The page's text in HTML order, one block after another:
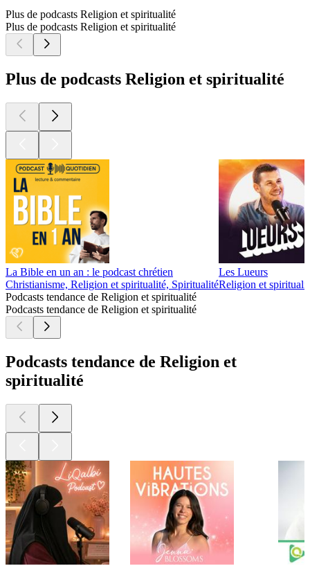
Plus de podcasts Religion et spiritualité
Plus de podcasts Religion et spiritualité
Plus de podcasts Religion et spiritualité
La Bible en un an : le podcast chrétien
Christianisme, Religion et spiritualité, Spiritualité
Les Lueurs
Religion et
Podcasts tendance de Religion et spiritualité
Podcasts tendance de Religion et spiritualité
Podcasts tendance de Religion et
spiritualité